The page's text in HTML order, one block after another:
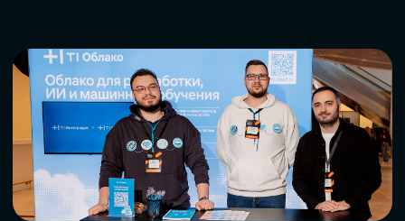
СТАТЬ ПАРТНЕРОМ
СКАЧАТЬ ПРОГРАММУ
СТАТЬ СПИКЕРОМ
СТАТЬ УЧАСТНИКОМ